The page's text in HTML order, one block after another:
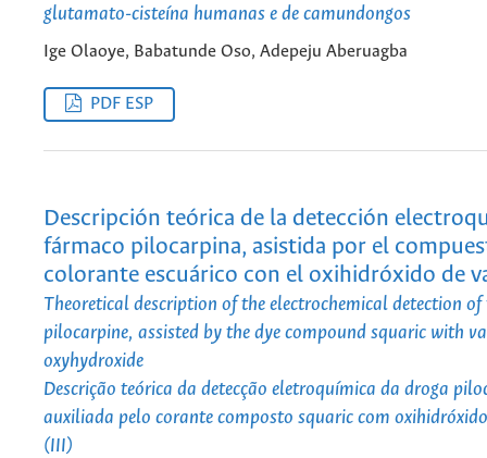
glutamato-cisteína humanas e de camundongos
Ige Olaoye, Babatunde Oso, Adepeju Aberuagba
PDF ESP
Descripción teórica de la detección
fármaco pilocarpina, asistida por el
colorante escuárico con el oxihidróxido de
Theoretical description of the electrochemical detection of
pilocarpine, assisted by the dye compound squaric with
oxyhydroxide
Descrição teórica da detecção eletroquímica da droga
auxiliada pelo corante composto squaric com
(III)